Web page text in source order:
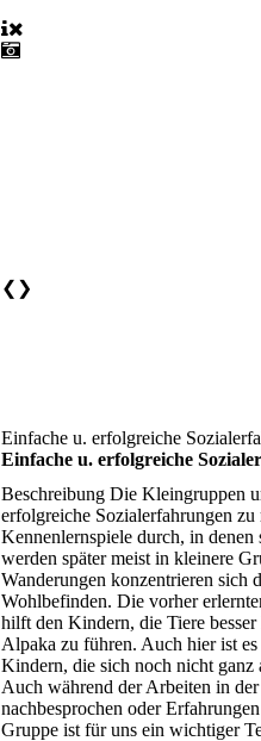
❮ ❯
Einfache u. erfolgreiche
Einfache u. erfolgreiche
Beschreibung Die Kleingruppen
erfolgreiche Sozialerfahrungen
Kennenlernspiele durch, in
werden später meist in kleinere
Wanderungen konzentrieren sich
Wohlbefinden. Die vorher
hilft den Kindern, die Tiere
Alpaka zu führen. Auch hier ist
Kindern, die sich noch nicht
Auch während der Arbeiten in
nachbesprochen oder
Gruppe ist für uns ein wichtiger